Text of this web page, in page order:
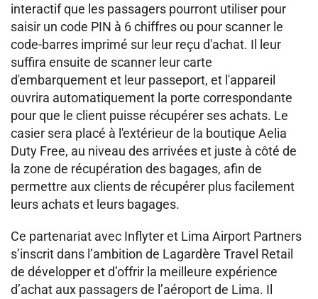
interactif que les passagers pourront utiliser pour
saisir un code PIN à 6 chiffres ou pour scanner le
code-barres imprimé sur leur reçu d'achat. Il leur
suffira ensuite de scanner leur carte
d'embarquement et leur passeport, et l'appareil
ouvrira automatiquement la porte correspondante
pour que le client puisse récupérer ses achats. Le
casier sera placé à l'extérieur de la boutique Aelia
Duty Free, au niveau des arrivées et juste à côté de
la zone de récupération des bagages, afin de
permettre aux clients de récupérer plus facilement
leurs achats et leurs bagages.
Ce partenariat avec Inflyter et Lima Airport Partners
s’inscrit dans l’ambition de Lagardère Travel Retail
de développer et d’offrir la meilleure expérience
d’achat aux passagers de l’aéroport de Lima. Il